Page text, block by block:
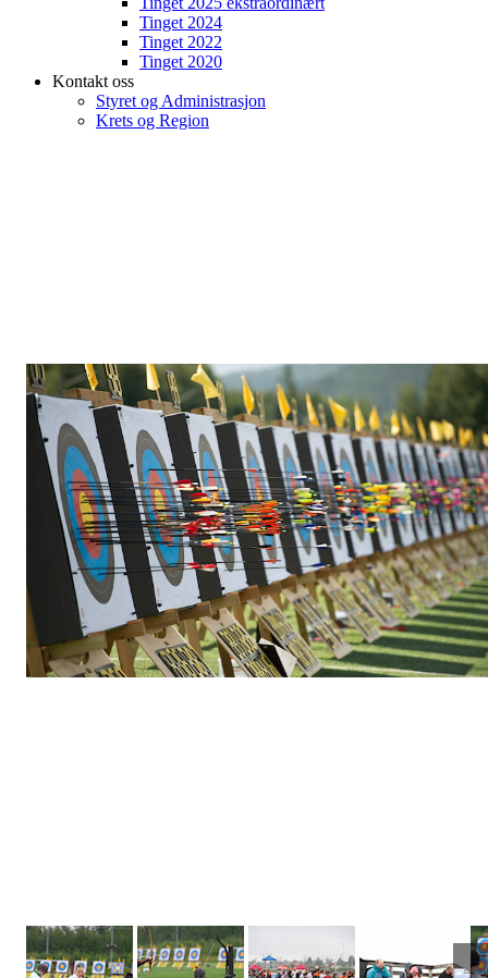
Tinget 2024
Tinget 2022
Tinget 2020
Kontakt oss
Styret og Administrasjon
Krets og Region